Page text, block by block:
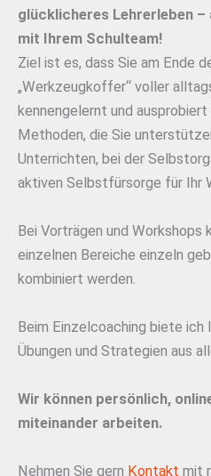
glücklicheres Lehrerleben –
mit Ihrem Schulteam!
Ziel ist es, dass Sie am Ende
„Werkzeugkoffer“ voller
kennengelernt und ausprobiert
Methoden, die Sie
Unterrichten, bei der
aktiven Selbstfürsorge für Ihr
Bei Vorträgen und Workshops
einzelnen Bereiche einzeln
kombiniert werden.
Beim Einzelcoaching biete ich
Übungen und Strategien aus
Wir können persönlich,
miteinander arbeiten.
Nehmen Sie gern Kontakt mit